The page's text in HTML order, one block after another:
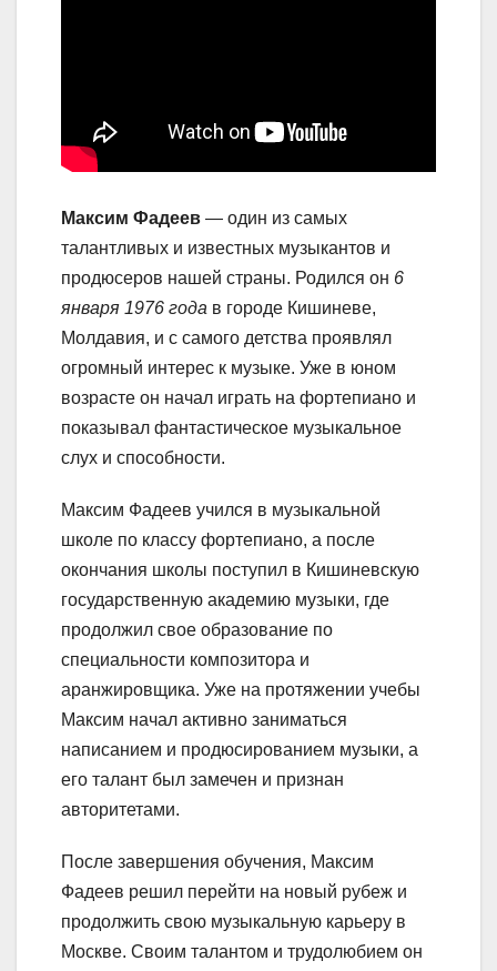
Максим Фадеев — один из самых
талантливых и известных музыкантов и
продюсеров нашей страны. Родился он 6
января 1976 года в городе Кишиневе,
Молдавия, и с самого детства проявлял
огромный интерес к музыке. Уже в юном
возрасте он начал играть на фортепиано и
показывал фантастическое музыкальное
слух и способности.
Максим Фадеев учился в музыкальной
школе по классу фортепиано, а после
окончания школы поступил в Кишиневскую
государственную академию музыки, где
продолжил свое образование по
специальности композитора и
аранжировщика. Уже на протяжении учебы
Максим начал активно заниматься
написанием и продюсированием музыки, а
его талант был замечен и признан
авторитетами.
После завершения обучения, Максим
Фадеев решил перейти на новый рубеж и
продолжить свою музыкальную карьеру в
Москве. Своим талантом и трудолюбием он